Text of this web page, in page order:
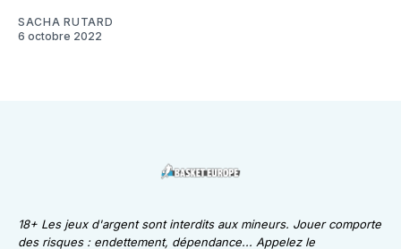
SACHA RUTARD
6 octobre 2022
18+ Les jeux d'argent sont interdits aux mineurs. Jouer comporte
des risques : endettement, dépendance... Appelez le